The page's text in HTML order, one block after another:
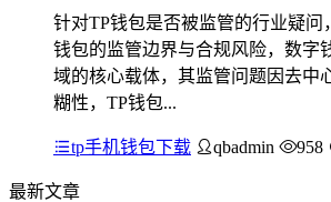
针对TP钱包是否被监管的行业疑问
钱包的监管边界与合规风险，数字
域的核心载体，其监管问题因去中
糊性，TP钱包...
tp手机钱包下载 qbadmin 958
最新文章